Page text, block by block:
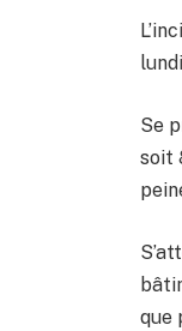
lundi
Se
soit
que